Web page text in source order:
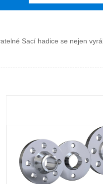
Sací hadice se nejen